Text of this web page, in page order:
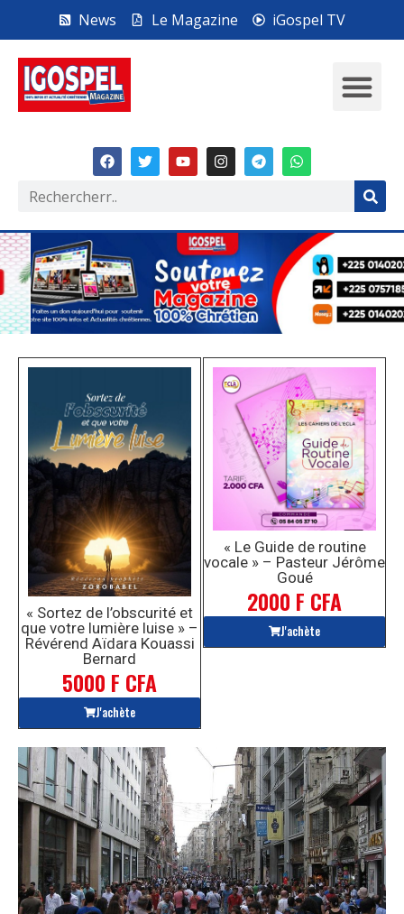
News Le Magazine iGospel TV
« Sortez de l’obscurité et
que votre lumière luise » –
Révérend Aïdara Kouassi
Bernard
5000 F CFA
J'achète
« Le Guide de routine
vocale » – Pasteur Jérôme
Goué
2000 F CFA
J'achète